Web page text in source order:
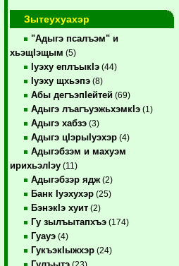
Зытеухуахэр
"Адыгэ псалъэм" и
хьэщIэщым (5)
Iуэху еплъыкIэ (44)
Iуэху щхьэпэ (8)
Абы дегъэпIейтей (69)
Адыгэ лъагъуэжьхэмкIэ (1)
Адыгэ хабзэ (3)
Адыгэ цIэрыIуэхэр (4)
Адыгэбзэм и махуэм
ирихьэлIэу (11)
Адыгэбзэр ядж (2)
Банк Iуэхухэр (25)
БэнэкIэ хуит (2)
Гу зылъытапхъэ (174)
Гуауэ (4)
ГукъэкIыжхэр (24)
(23)